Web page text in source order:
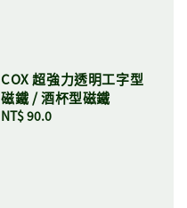
COX 超強力透明工字型
磁鐵 / 酒杯型磁鐵
Regular
NT$ 90.0